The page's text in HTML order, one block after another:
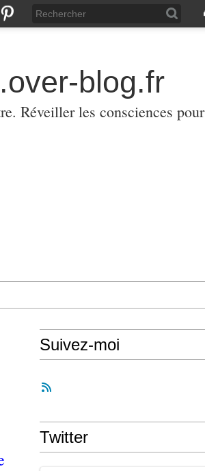
blog.fr
Réveiller les consciences pour
Suivez-moi
Twitter